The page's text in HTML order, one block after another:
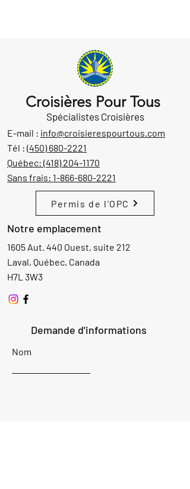
Croisières Pour Tous
Spécialistes Croisières
E-mail : info@croisierespourtous.com
Tél : (450) 680-2221
Québec: (418) 204-1170
Sans frais: 1-866-680-2221
Permis de l'OPC
Notre emplacement
1605 Aut. 440 Ouest, suite 212
Laval, Québec, Canada
H7L 3W3
Demande d'informations
Nom